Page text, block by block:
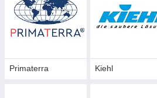
Primaterra Kiehl